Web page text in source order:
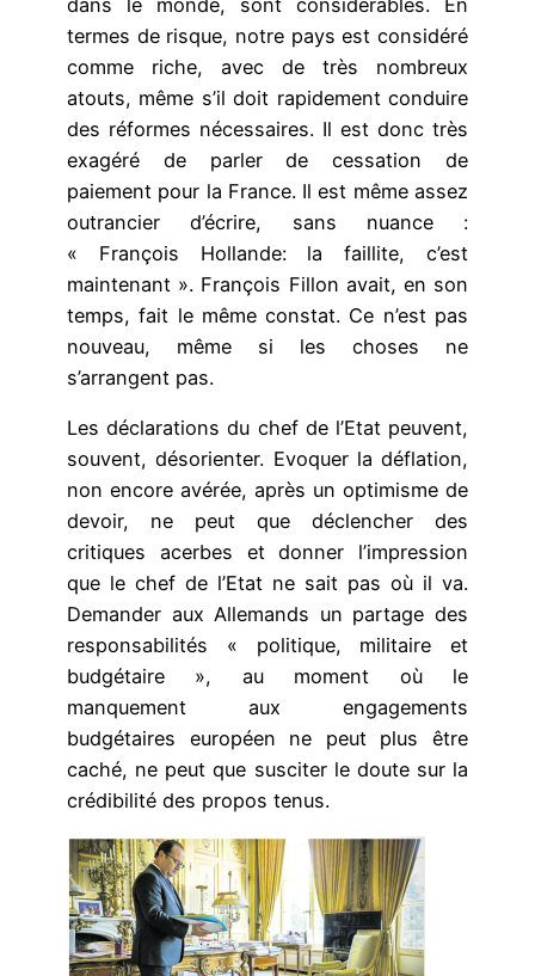
dans le monde, sont considérables. En
termes de risque, notre pays est considéré
comme riche, avec de très nombreux
atouts, même s’il doit rapidement conduire
des réformes nécessaires. Il est donc très
exagéré de parler de cessation de
paiement pour la France. Il est même assez
outrancier d’écrire, sans nuance :
« François Hollande: la faillite, c’est
maintenant ». François Fillon avait, en son
temps, fait le même constat. Ce n’est pas
nouveau, même si les choses ne
s’arrangent pas.
Les déclarations du chef de l’Etat peuvent,
souvent, désorienter. Evoquer la déflation,
non encore avérée, après un optimisme de
devoir, ne peut que déclencher des
critiques acerbes et donner l’impression
que le chef de l’Etat ne sait pas où il va.
Demander aux Allemands un partage des
responsabilités « politique, militaire et
budgétaire », au moment où le
manquement aux engagements
budgétaires européen ne peut plus être
caché, ne peut que susciter le doute sur la
crédibilité des propos tenus.